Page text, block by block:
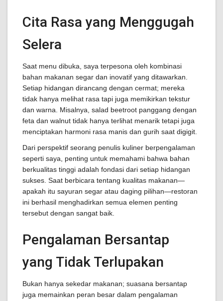
Cita Rasa yang Menggugah
Selera
Saat menu dibuka, saya terpesona oleh kombinasi
bahan makanan segar dan inovatif yang ditawarkan.
Setiap hidangan dirancang dengan cermat; mereka
tidak hanya melihat rasa tapi juga memikirkan tekstur
dan warna. Misalnya, salad beetroot panggang dengan
feta dan walnut tidak hanya terlihat menarik tetapi juga
menciptakan harmoni rasa manis dan gurih saat digigit.
Dari perspektif seorang penulis kuliner berpengalaman
seperti saya, penting untuk memahami bahwa bahan
berkualitas tinggi adalah fondasi dari setiap hidangan
sukses. Saat berbicara tentang kualitas makanan—
apakah itu sayuran segar atau daging pilihan—restoran
ini berhasil menghadirkan semua elemen penting
tersebut dengan sangat baik.
Pengalaman Bersantap
yang Tidak Terlupakan
Bukan hanya sekedar makanan; suasana bersantap
juga memainkan peran besar dalam pengalaman